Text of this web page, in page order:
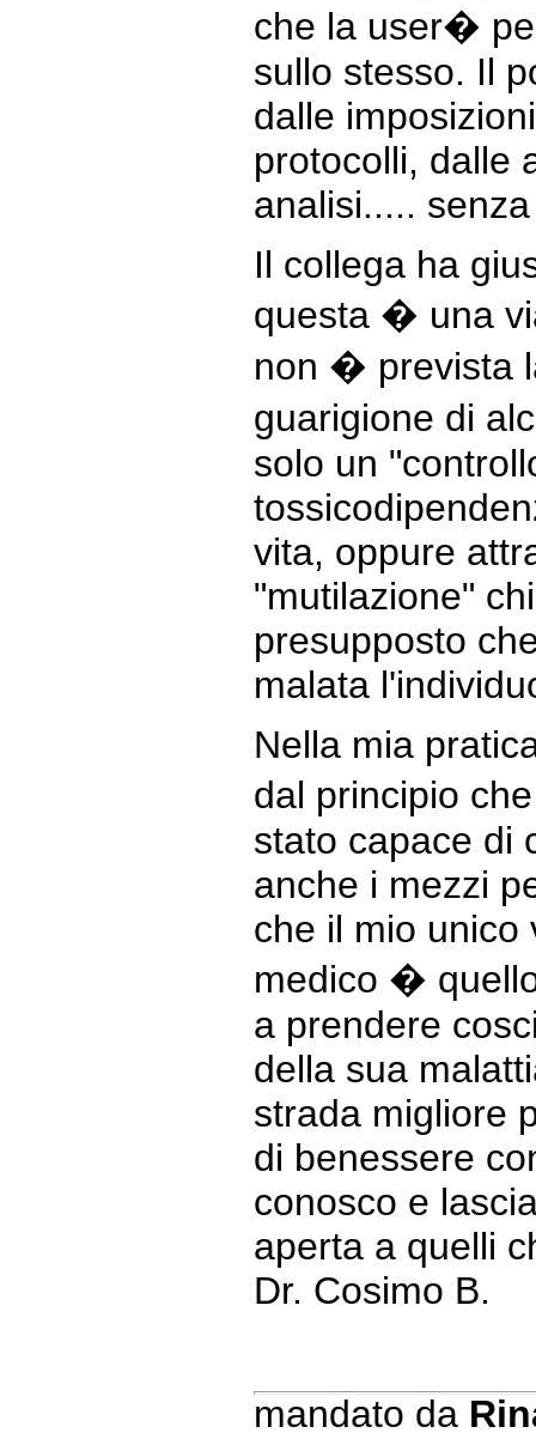
che la user�
sullo stesso. Il
dalle
protocolli, dalle
analisi.....
Il collega ha
questa � una
non � prevista
guarigione di
solo un
vita, oppure
"mutilazione"
presupposto
malata
Nella mia
dal principio
stato capace di
anche i mezzi
che il mio unico
medico �
a prendere
della sua
strada migliore
di benessere
conosco e
aperta a quelli
Dr. Cosimo B.
mandato da